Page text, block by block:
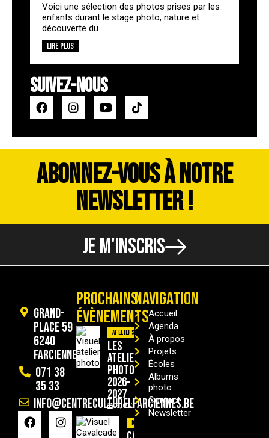
Voici une sélection des photos prises par les
enfants durant le stage photo, nature et
découverte du...
Lire plus
SUIVEZ-NOUS
ABONNEZ-VOUS À NOTRE
NEWSLETTER !
JE M'INSCRIS
Grand-
Place 59
6240
Farciennes
071 38
35 33
info@centreculturelfarciennes.be
PROCHAINS
ÉVÈNEMENTS
Ateliers
Les
ateliers
photo
2026-
2027
09/09/2026
Divers
NAVIGATION
Accueil
Agenda
À propos
Projets
Écoles
Albums
photo
Contact
Newsletter